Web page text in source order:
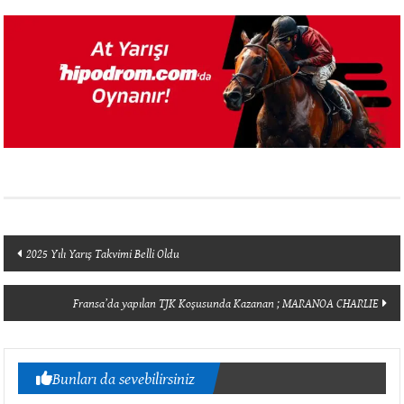
Yazı
dolaşımı
2025 Yılı Yarış Takvimi Belli Oldu
Fransa’da yapılan TJK Koşusunda Kazanan ; MARANOA CHARLIE
Bunları da sevebilirsiniz